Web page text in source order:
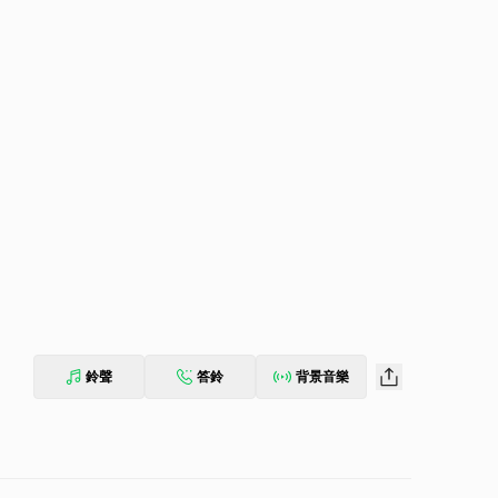
鈴聲 答鈴 背景音樂